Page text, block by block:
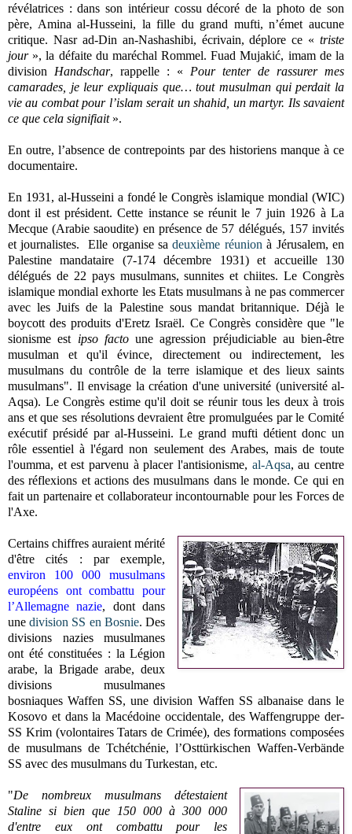
révélatrices : dans son intérieur cossu décoré de la photo de son
père, Amina al-Husseini, la fille du grand mufti, n’émet aucune
critique. Nasr ad-Din an-Nashashibi, écrivain, déplore ce « triste
jour», la défaite du maréchal Rommel. Fuad Mujakić, imam de la
division Handschar, rappelle : « Pour tenter de rassurer mes
camarades, je leur expliquais que… tout musulman qui perdait la
vie au combat pour l’islam serait un shahid, un martyr. Ils savaient
ce que cela signifiait».
En outre, l’absence de contrepoints par des historiens manque à ce
documentaire.
En 1931, al-Husseini a fondé le Congrès islamique mondial (WIC)
dont il est président. Cette instance se réunit le 7 juin 1926 à La
Mecque (Arabie saoudite) en présence de 57 délégués, 157 invités
et journalistes. Elle organise sadeuxième réunion à Jérusalem, en
Palestine mandataire (7-174 décembre 1931) et accueille 130
délégués de 22 pays musulmans, sunnites et chiites. Le Congrès
islamique mondial exhorte les Etats musulmans à ne pas commercer
avec les Juifs de la Palestine sous mandat britannique. Déjà le
boycott des produits d'Eretz Israël. Ce Congrès considère que "le
sionisme est ipso factoune agression préjudiciable au bien-être
musulman et qu'il évince, directement ou indirectement, les
musulmans du contrôle de la terre islamique et des lieux saints
musulmans". Il envisage la création d'une université (université al-
Aqsa). Le Congrès estime qu'il doit se réunir tous les deux à trois
ans et que ses résolutions devraient être promulguées par le Comité
exécutif présidé par al-Husseini. Le grand mufti détient donc un
rôle essentiel à l'égard non seulement des Arabes, mais de toute
l'oumma, et est parvenu à placer l'antisionisme, al-Aqsa, au centre
des réflexions et actions des musulmans dans le monde. Ce qui en
fait un partenaire et collaborateur incontournable pour les Forces de
l'Axe.
Certains chiffres auraient mérité
d'être cités : par exemple,
environ 100 000 musulmans
européens ont combattu pour
l’Allemagne nazie, dont dans
unedivision SS en Bosnie. Des
divisions nazies musulmanes
ont été constituées : la Légion
arabe, la Brigade arabe, deux
divisions musulmanes
bosniaques Waffen SS, une division Waffen SS albanaise dans le
Kosovo et dans la Macédoine occidentale, des Waffengruppe der-
SS Krim (volontaires Tatars de Crimée), des formations composées
de musulmans de Tchétchénie, l’Osttürkischen Waffen-Verbände
SS avec des musulmans du Turkestan, etc.
"De nombreux musulmans détestaient
Staline si bien que 150 000 à 300 000
d'entre eux ont combattu pour les